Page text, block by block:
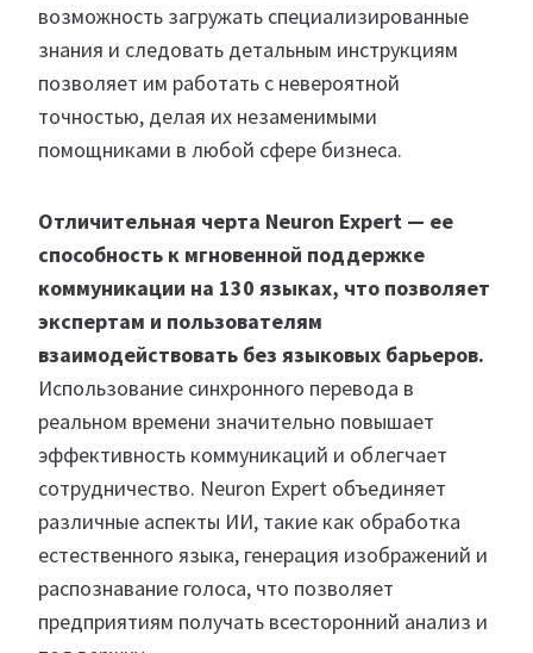
возможность загружать специализированные
знания и следовать детальным инструкциям
позволяет им работать с невероятной
точностью, делая их незаменимыми
помощниками в любой сфере бизнеса.
Отличительная черта Neuron Expert — ее
способность к мгновенной поддержке
коммуникации на 130 языках, что позволяет
экспертам и пользователям
взаимодействовать без языковых барьеров.
Использование синхронного перевода в
реальном времени значительно повышает
эффективность коммуникаций и облегчает
сотрудничество. Neuron Expert объединяет
различные аспекты ИИ, такие как обработка
естественного языка, генерация изображений и
распознавание голоса, что позволяет
предприятиям получать всесторонний анализ и